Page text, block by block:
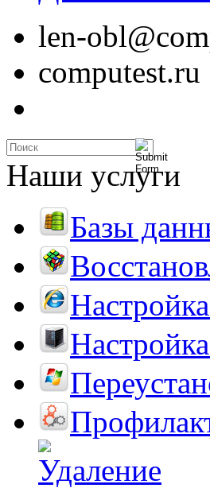
len-
computest.ru
Наши услуги
Базы